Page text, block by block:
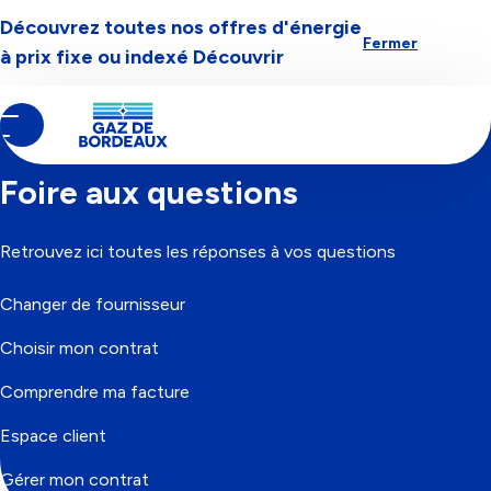
Aller à la navigation Aller au contenuAller au pied-de-page
Découvrez toutes nos offres d'énergie
à prix fixe ou indexé Découvrir
Fermer
Contenu
principal
Fil
d'Ariane
Accueil
Foire aux questions
Retrouvez ici toutes les réponses à vos questions
Changer de fournisseur
Choisir mon contrat
Comprendre ma facture
Espace client
Gérer mon contrat